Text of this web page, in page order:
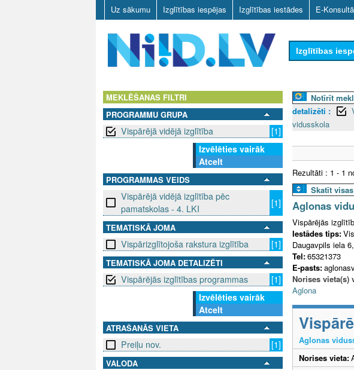
Uz sākumu Izglītības iespējas Izglītības iestādes E-
V
Izglītības
MEKLĒŠANAS FILTRI
PROGRAMMU GRUPA
Vispārējā vidējā izglītība
[1]
Izvēlēties vairāk
Atcelt
PROGRAMMAS VEIDS
Vispārējā vidējā izglītība pēc
pamatskolas - 4. LKI
[1]
TEMATISKĀ JOMA
Vispārizglītojoša rakstura izglītība [1]
TEMATISKĀ JOMA DETALIZĒTI
Vispārējās izglītības programmas
[1]
Izvēlēties vairāk
Atcelt
ATRAŠANĀS VIETA
Preiļu nov. [1]
VALODA
Notīrīt
detalizēti :
vidusskola
Rezultāti : 1 - 1
Skatīt
Aglonas
Vispārējās
Iestādes tips:
Daugavpils iela
Tel:65321373
E-pasts:
Norises vieta(s)
Aglona
Aglonas
Norises vieta: